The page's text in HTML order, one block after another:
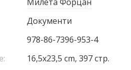
Документи
978-86-7396-953-4
16,5х23,5 cm, 397 стр.